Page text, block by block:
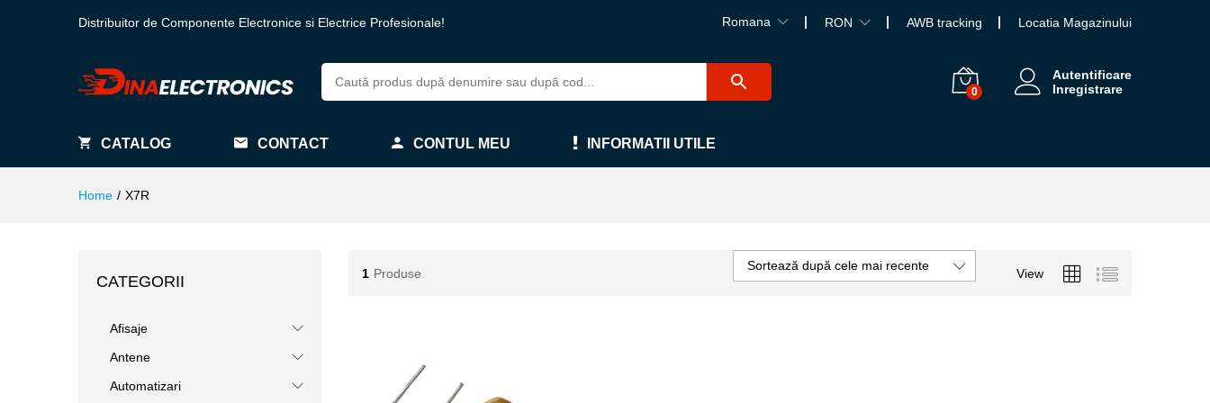
Distribuitor de Componente Electronice si Electrice Profesionale! Romana RON AWB tracking Locatia Magazinului
0
Autentificare
Inregistrare
CATALOG CONTACT CONTUL MEU INFORMATII UTILE
Home / X7R
1 Produse View
Sortează după cele mai recente
CATEGORII
Afisaje
Antene
Automatizari